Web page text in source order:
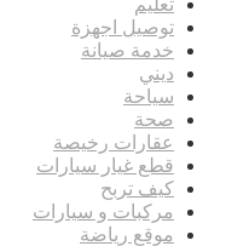
توصيل اجهزة
خدمة صيانة
ديني
سياحة
صحة
عقارات رخيصة
قطع غيار سيارات
كيف تربح
مركبات و سيارات
موقع رياضة